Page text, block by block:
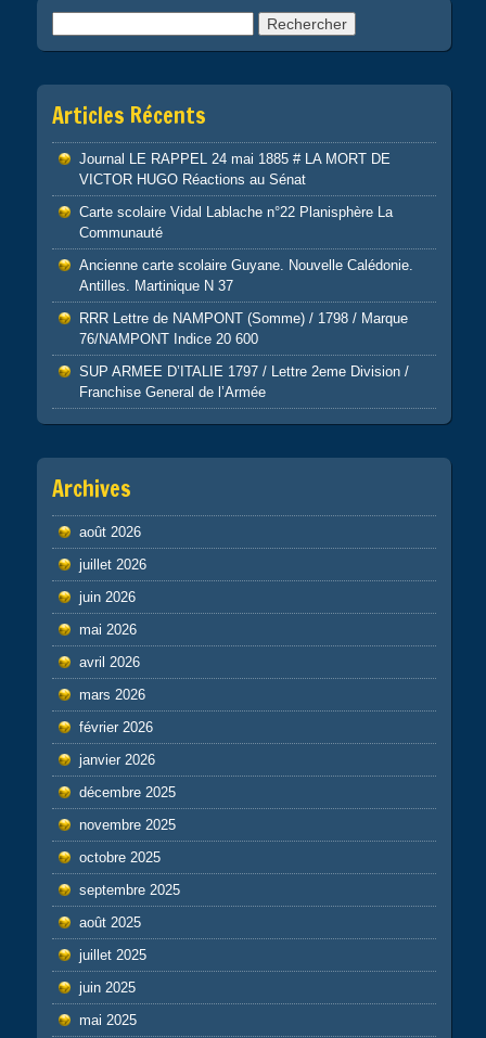
Articles Récents
Journal LE RAPPEL 24 mai 1885 # LA MORT DE
VICTOR HUGO Réactions au Sénat
Carte scolaire Vidal Lablache n°22 Planisphère La
Communauté
Ancienne carte scolaire Guyane. Nouvelle Calédonie.
Antilles. Martinique N 37
RRR Lettre de NAMPONT (Somme) / 1798 / Marque
76/NAMPONT Indice 20 600
SUP ARMEE D’ITALIE 1797 / Lettre 2eme Division /
Franchise General de l’Armée
Archives
août 2026
juillet 2026
juin 2026
mai 2026
avril 2026
mars 2026
février 2026
janvier 2026
décembre 2025
novembre 2025
octobre 2025
septembre 2025
août 2025
juillet 2025
juin 2025
mai 2025